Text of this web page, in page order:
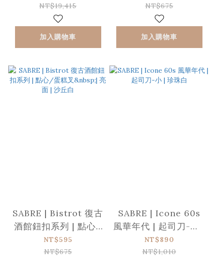
NT$19,415
加入購物車
NT$675
加入購物車
SABRE | Bistrot 復古
酒館鈕扣系列 | 點心/
蛋糕叉&nbsp;| 亮面 |
沙丘白
NT$595
NT$675
SABRE | Icone 60s
風華年代 | 起司刀-小 |
珍珠白
NT$890
NT$1,010